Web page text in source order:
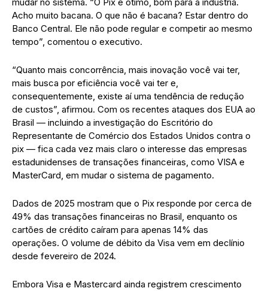
mudar no sistema. “O Pix é ótimo, bom para a indústria.
Acho muito bacana. O que não é bacana? Estar dentro do
Banco Central. Ele não pode regular e competir ao mesmo
tempo”, comentou o executivo.
“Quanto mais concorrência, mais inovação você vai ter,
mais busca por eficiência você vai ter e,
consequentemente, existe aí uma tendência de redução
de custos”, afirmou. Com os recentes ataques dos EUA ao
Brasil — incluindo a investigação do Escritório do
Representante de Comércio dos Estados Unidos contra o
pix — fica cada vez mais claro o interesse das empresas
estadunidenses de transações financeiras, como VISA e
MasterCard, em mudar o sistema de pagamento.
Dados de 2025 mostram que o Pix responde por cerca de
49% das transações financeiras no Brasil, enquanto os
cartões de crédito caíram para apenas 14% das
operações. O volume de débito da Visa vem em declínio
desde fevereiro de 2024.
Embora Visa e Mastercard ainda registrem crescimento